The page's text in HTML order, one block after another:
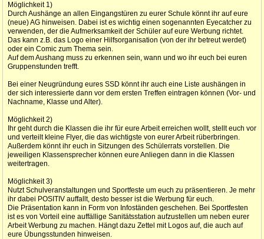
Möglichkeit 1)
Durch Aushänge an allen Eingangstüren zu eurer Schule könnt ihr auf eure
(neue) AG hinweisen. Dabei ist es wichtig einen sogenannten Eyecatcher zu
verwenden, der die Aufmerksamkeit der Schüler auf eure Werbung richtet.
Das kann z.B. das Logo einer Hilfsorganisation (von der ihr betreut werdet)
oder ein Comic zum Thema sein.
Auf dem Aushang muss zu erkennen sein, wann und wo ihr euch bei euren
Gruppenstunden trefft.
Bei einer Neugründung eures SSD könnt ihr auch eine Liste aushängen in
der sich interessierte dann vor dem ersten Treffen eintragen können (Vor- und
Nachname, Klasse und Alter).
Möglichkeit 2)
Ihr geht durch die Klassen die ihr für eure Arbeit erreichen wollt, stellt euch vor
und verteilt kleine Flyer, die das wichtigste von eurer Arbeit rüberbringen.
Außerdem könnt ihr euch in Sitzungen des Schülerrats vorstellen. Die
jeweiligen Klassensprecher können eure Anliegen dann in die Klassen
weitertragen.
Möglichkeit 3)
Nutzt Schulveranstaltungen und Sportfeste um euch zu präsentieren. Je mehr
ihr dabei POSITIV auffallt, desto besser ist die Werbung für euch.
Die Präsentation kann in Form von Infoständen geschehen. Bei Sportfesten
ist es von Vorteil eine auffällige Sanitätsstation aufzustellen um neben eurer
Arbeit Werbung zu machen. Hängt dazu Zettel mit Logos auf, die auch auf
eure Übungsstunden hinweisen.